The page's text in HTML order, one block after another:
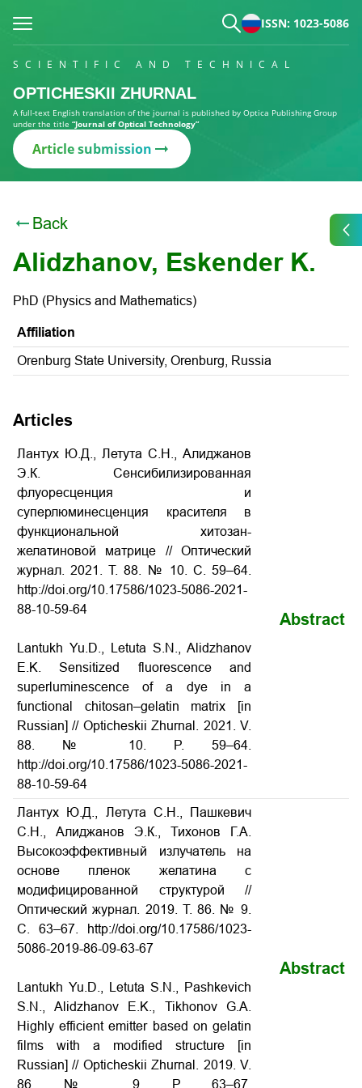
ISSN: 1023-5086
SCIENTIFIC AND TECHNICAL
OPTICHESKII ZHURNAL
A full-text English translation of the journal is published by Optica Publishing Group
under the title “Journal of Optical Technology”
Article submission
Back
Alidzhanov, Eskender K.
PhD (Physics and Mathematics)
Affiliation
Orenburg State University, Orenburg, Russia
Articles
Лантух Ю.Д., Летута С.Н., Алиджанов
Э.К. Сенсибилизированная
флуоресценция и
суперлюминесценция красителя в
функциональной хитозан-
желатиновой матрице // Оптический
журнал. 2021. Т. 88. № 10. С. 59–64.
http://doi.org/10.17586/1023-5086-2021-
88-10-59-64
Lantukh Yu.D., Letuta S.N., Alidzhanov
E.K. Sensitized fluorescence and
superluminescence of a dye in a
functional chitosan–gelatin matrix [in
Russian] // Opticheskii Zhurnal. 2021. V.
88. № 10. P. 59–64.
http://doi.org/10.17586/1023-5086-2021-
88-10-59-64
Abstract
Лантух Ю.Д., Летута С.Н., Пашкевич
С.Н., Алиджанов Э.К., Тихонов Г.А.
Высокоэффективный излучатель на
основе пленок желатина с
модифицированной структурой //
Оптический журнал. 2019. Т. 86. № 9.
С. 63–67. http://doi.org/10.17586/1023-
5086-2019-86-09-63-67
Lantukh Yu.D., Letuta S.N., Pashkevich
S.N., Alidzhanov E.K., Tikhonov G.A.
Highly efficient emitter based on gelatin
films with a modified structure
[in
Russian] // Opticheskii Zhurnal.
2019. V.
86. № 9. P. 63–67.
Abstract